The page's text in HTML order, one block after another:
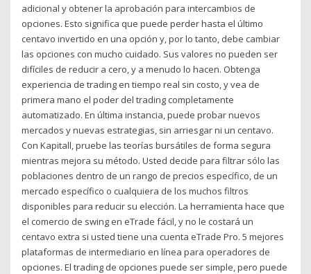
adicional y obtener la aprobación para intercambios de
opciones. Esto significa que puede perder hasta el último
centavo invertido en una opción y, por lo tanto, debe cambiar
las opciones con mucho cuidado. Sus valores no pueden ser
difíciles de reducir a cero, y a menudo lo hacen. Obtenga
experiencia de trading en tiempo real sin costo, y vea de
primera mano el poder del trading completamente
automatizado. En última instancia, puede probar nuevos
mercados y nuevas estrategias, sin arriesgar ni un centavo.
Con Kapitall, pruebe las teorías bursátiles de forma segura
mientras mejora su método. Usted decide para filtrar sólo las
poblaciones dentro de un rango de precios específico, de un
mercado específico o cualquiera de los muchos filtros
disponibles para reducir su elección. La herramienta hace que
el comercio de swing en eTrade fácil, y no le costará un
centavo extra si usted tiene una cuenta eTrade Pro. 5 mejores
plataformas de intermediario en línea para operadores de
opciones. El trading de opciones puede ser simple, pero puede